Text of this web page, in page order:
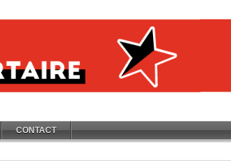
CONTACT